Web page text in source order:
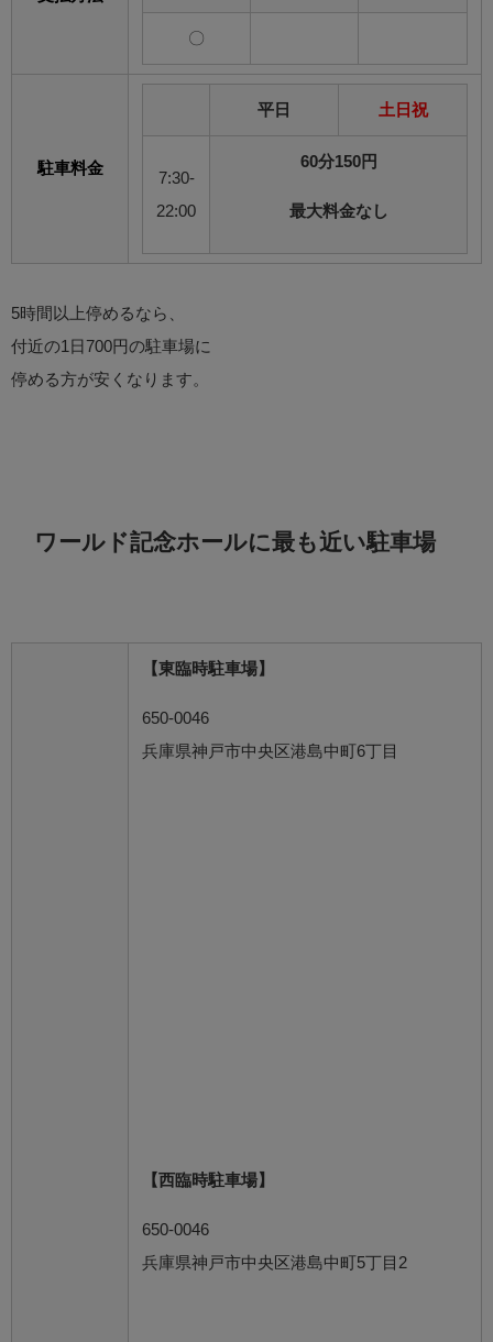
〇
駐車料金
平日 土日祝
7:30-
22:00
60分150円
最大料金なし
5時間以上停めるなら、
付近の1日700円の駐車場に
停める方が安くなります。
ワールド記念ホールに最も近い駐車場
【東臨時駐車場】
650-0046
兵庫県神戸市中央区港島中町6丁目
【西臨時駐車場】
650-0046
兵庫県神戸市中央区港島中町5丁目2